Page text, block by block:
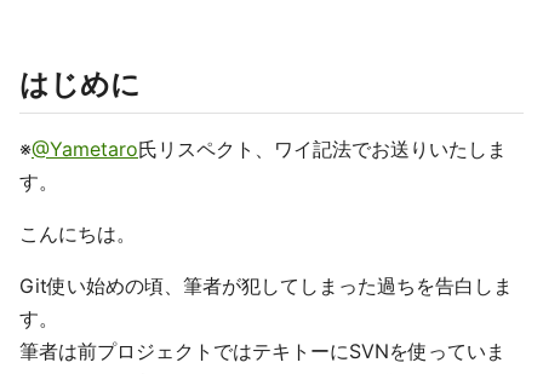
はじめに
※@Yametaro氏リスペクト、ワイ記法でお送りいたしま
す。
こんにちは。
Git使い始めの頃、筆者が犯してしまった過ちを告白しま
す。
筆者は前プロジェクトではテキトーにSVNを使っていま